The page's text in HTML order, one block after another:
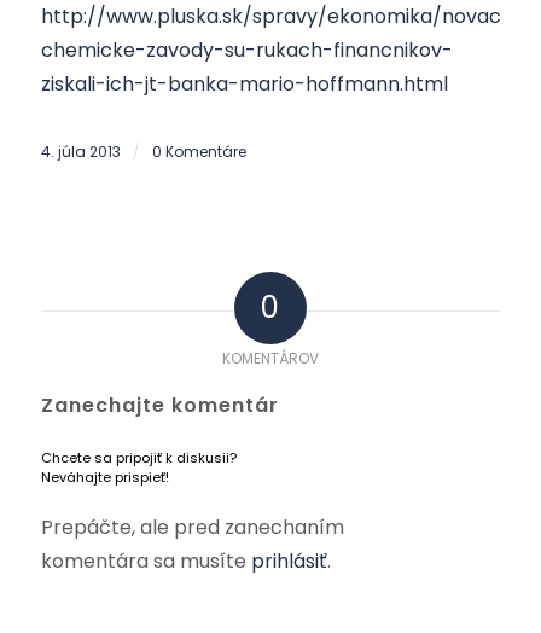
http://www.pluska.sk/spravy/ekonomika/novacke-
chemicke-zavody-su-rukach-financnikov-
ziskali-ich-jt-banka-mario-hoffmann.html
4. júla 2013 / 0 Komentáre
0
KOMENTÁROV
Zanechajte komentár
Chcete sa pripojiť k diskusii?
Neváhajte prispieť!
Prepáčte, ale pred zanechaním
komentára sa musíte prihlásiť.